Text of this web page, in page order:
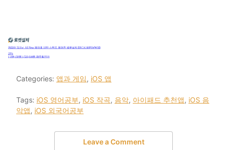
Categories: 앱과 게임, iOS 앱
Tags: iOS 영어공부, iOS 작곡, 음악, 아이패드 추천앱, iOS 음
악앱, iOS 외국어공부
Leave a Comment